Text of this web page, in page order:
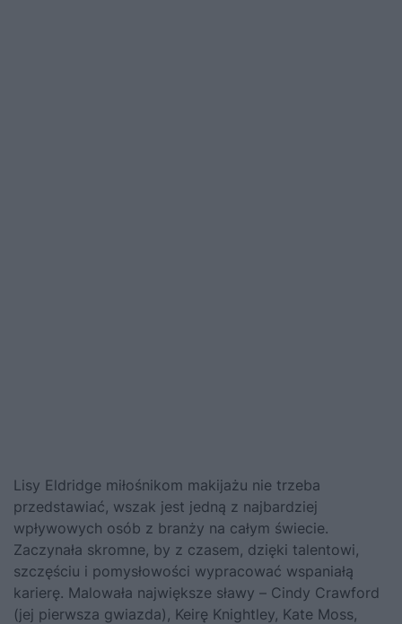
Lisy Eldridge miłośnikom makijażu nie trzeba
przedstawiać, wszak jest jedną z najbardziej
wpływowych osób z branży na całym świecie.
Zaczynała skromne, by z czasem, dzięki talentowi,
szczęściu i pomysłowości wypracować wspaniałą
karierę. Malowała największe sławy – Cindy Crawford
(jej pierwsza gwiazda), Keirę Knightley, Kate Moss,